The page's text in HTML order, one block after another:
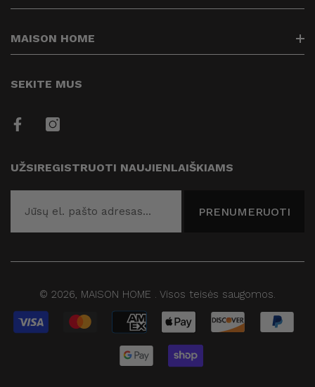
Kontaktai
Prekių pristatymas
Prekių grąžinimas
Privatumo politika
Taisyklės
Blogas
info@maisonhome.lt
+37061313514
MAISON HOME
Kuriame Jūsų namų jaukumą
SEKITE MUS
UŽSIREGISTRUOTI NAUJIENLAIŠKIAMS
PRENUMERUOTI
© 2026, MAISON HOME . Visos teisės saugomos.